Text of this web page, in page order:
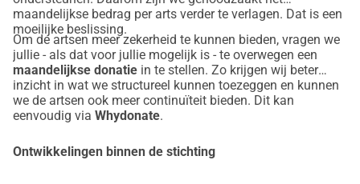
maandelijkse bedrag per arts verder te verlagen. Dat is een
moeilijke beslissing.
Om de artsen meer zekerheid te kunnen bieden, vragen we
jullie - als dat voor jullie mogelijk is - te overwegen een
maandelijkse donatie in te stellen. Zo krijgen wij beter
inzicht in wat we structureel kunnen toezeggen en kunnen
we de artsen ook meer continuïteit bieden. Dit kan
eenvoudig via Whydonate.
Ontwikkelingen binnen de stichting